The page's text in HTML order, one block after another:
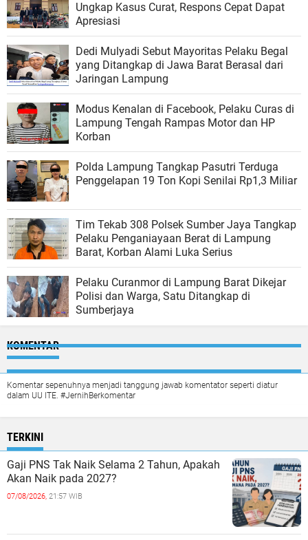
Ungkap Kasus Curat, Respons Cepat Dapat
Apresiasi
Dedi Mulyadi Sebut Mayoritas Pelaku Begal
yang Ditangkap di Jawa Barat Berasal dari
Jaringan Lampung
Modus Kenalan di Facebook, Pelaku Curas di
Lampung Tengah Rampas Motor dan HP
Korban
Polda Lampung Tangkap Pasutri Terduga
Penggelapan 19 Ton Kopi Senilai Rp1,3 Miliar
Tim Tekab 308 Polsek Sumber Jaya Tangkap
Pelaku Penganiayaan Berat di Lampung
Barat, Korban Alami Luka Serius
Pelaku Curanmor di Lampung Barat Dikejar
Polisi dan Warga, Satu Ditangkap di
Sumberjaya
KOMENTAR
Komentar sepenuhnya menjadi tanggung jawab komentator seperti diatur
dalam UU ITE. #JernihBerkomentar
TERKINI
Gaji PNS Tak Naik Selama 2 Tahun, Apakah
Akan Naik pada 2027?
07/08/2026, 21:57 WIB